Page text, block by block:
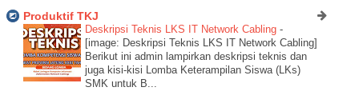
Produktif TKJ
Deskripsi Teknis LKS IT Network Cabling -
[image: Deskripsi Teknis LKS IT Network Cabling]
Berikut ini admin lampirkan deskripsi teknis dan
juga kisi-kisi Lomba Keterampilan Siswa (LKs)
SMK untuk B...